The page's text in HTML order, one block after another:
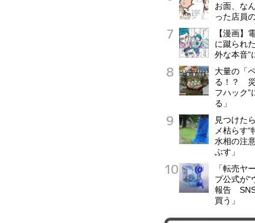
お面、な
った店員
【漫画】
に蹴られ
外な本音”
大量の「
る！？ 災
フハック”
る」
見つけた
メ枯らす
水相の注
ぶす」
「転売ヤ
プ公式が“
報告 SNS
買う」